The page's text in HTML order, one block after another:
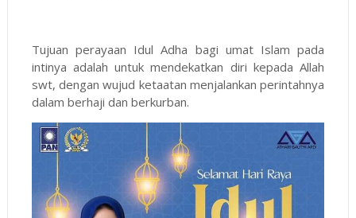
Tujuan perayaan Idul Adha bagi umat Islam pada
intinya adalah untuk mendekatkan diri kepada Allah
swt, dengan wujud ketaatan menjalankan perintahnya
dalam berhaji dan berkurban.